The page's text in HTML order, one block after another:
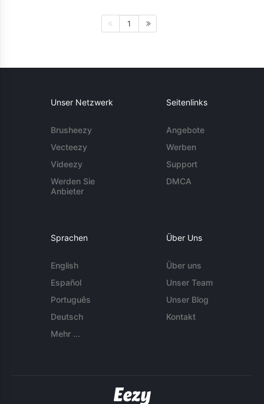
1
Unser Netzwerk
Brusheezy
Vecteezy
Videezy
Werden Sie
Anbieter
Seitenlinks
Angebote
Werben
Support
DMCA
Sprachen
English
Español
Português
Deutsch
Mehr ...
Über Uns
Über uns
Unser Team
Unser Blog
Kontakt